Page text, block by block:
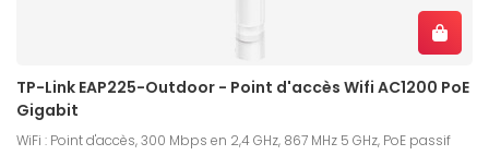
TP-Link EAP225-Outdoor - Point d'accès Wifi AC1200 PoE
Gigabit
WiFi : Point d'accès, 300 Mbps en 2,4 GHz, 867 MHz 5 GHz, PoE passif